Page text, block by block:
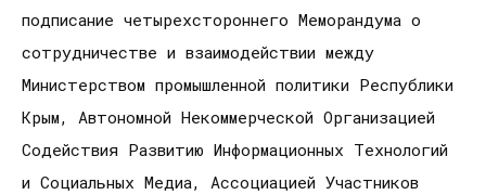
подписание четырехстороннего Меморандума о
сотрудничестве и взаимодействии между
Министерством промышленной политики Республики
Крым, Автономной Некоммерческой Организацией
Содействия Развитию Информационных Технологий
и Социальных Медиа, Ассоциацией Участников